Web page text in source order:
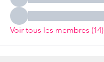
Voir tous les membres (14)